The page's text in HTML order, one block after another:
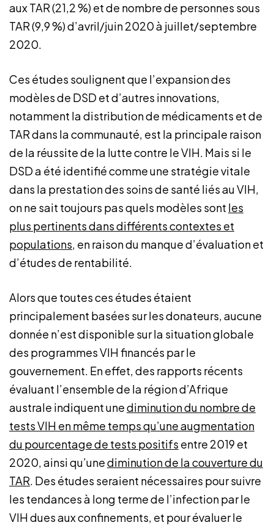
aux TAR (21,2 %) et de nombre de personnes sous
TAR (9,9 %) d’avril/juin 2020 à juillet/septembre
2020.
Ces études soulignent que l’expansion des
modèles de DSD et d’autres innovations,
notamment la distribution de médicaments et de
TAR dans la communauté, est la principale raison
de la réussite de la lutte contre le VIH. Mais si le
DSD a été identifié comme une stratégie vitale
dans la prestation des soins de santé liés au VIH,
on ne sait toujours pas quels modèles sont les
plus pertinents dans différents contextes et
populations, en raison du manque d’évaluation et
d’études de rentabilité.
Alors que toutes ces études étaient
principalement basées sur les donateurs, aucune
donnée n’est disponible sur la situation globale
des programmes VIH financés par le
gouvernement. En effet, des rapports récents
évaluant l’ensemble de la région d’Afrique
australe indiquent unediminution du nombre de
tests VIH en même temps qu’une augmentation
du pourcentage de tests positifs entre 2019 et
2020, ainsi qu’unediminution de la couverture du
TAR. Des études seraient nécessaires pour suivre
les tendances à long terme de l’infection par le
VIH dues aux confinements, et pour évaluer le